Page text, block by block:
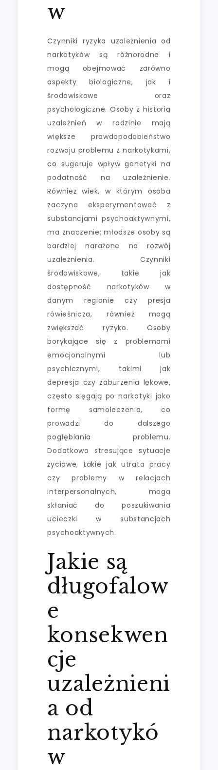
w
Czynniki ryzyka uzależnienia od
narkotyków są różnorodne i
mogą obejmować zarówno
aspekty biologiczne, jak i
środowiskowe oraz
psychologiczne. Osoby z historią
uzależnień w rodzinie mają
większe prawdopodobieństwo
rozwoju problemu z narkotykami,
co sugeruje wpływ genetyki na
podatność na uzależnienie.
Również wiek, w którym osoba
zaczyna eksperymentować z
substancjami psychoaktywnymi,
ma znaczenie; młodsze osoby są
bardziej narażone na rozwój
uzależnienia. Czynniki
środowiskowe, takie jak
dostępność narkotyków w
danym regionie czy presja
rówieśnicza, również mogą
zwiększać ryzyko. Osoby
borykające się z problemami
emocjonalnymi lub
psychicznymi, takimi jak
depresja czy zaburzenia lękowe,
często sięgają po narkotyki jako
formę samoleczenia, co
prowadzi do dalszego
pogłębiania problemu.
Dodatkowo stresujące sytuacje
życiowe, takie jak utrata pracy
czy problemy w relacjach
interpersonalnych, mogą
skłaniać do poszukiwania
ucieczki w substancjach
psychoaktywnych.
Jakie są
długofalow
e
konsekwen
cje
uzależnieni
a od
narkotykó
w